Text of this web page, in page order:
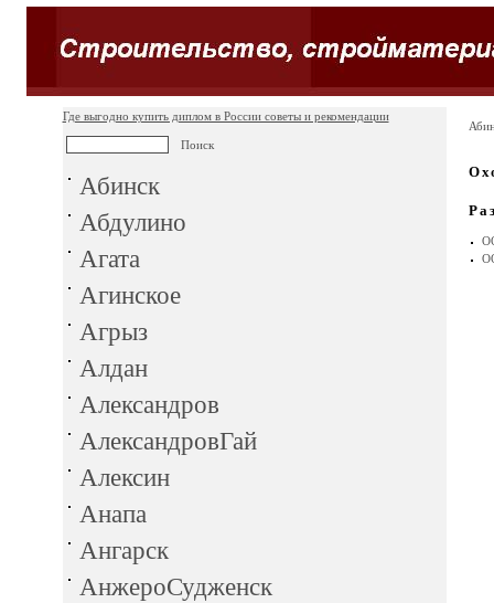
Где выгодно купить диплом в России советы и рекомендации
Абинск
Абдулино
Агата
Агинское
Агрыз
Алдан
Александров
АлександровГай
Алексин
Анапа
Ангарск
АнжероСудженск